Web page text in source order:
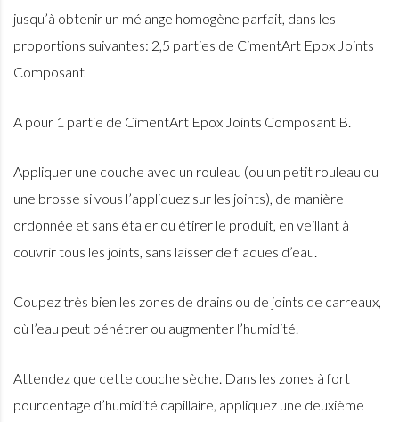
jusqu’à obtenir un mélange homogène parfait, dans les
proportions suivantes: 2,5 parties de CimentArt Epox Joints
Composant
A pour 1 partie de CimentArt Epox Joints Composant B.
Appliquer une couche avec un rouleau (ou un petit rouleau ou
une brosse si vous l’appliquez sur les joints), de manière
ordonnée et sans étaler ou étirer le produit, en veillant à
couvrir tous les joints, sans laisser de flaques d’eau.
Coupez très bien les zones de drains ou de joints de carreaux,
où l’eau peut pénétrer ou augmenter l’humidité.
Attendez que cette couche sèche. Dans les zones à fort
pourcentage d’humidité capillaire, appliquez une deuxième